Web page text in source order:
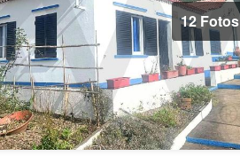
12 Fotos